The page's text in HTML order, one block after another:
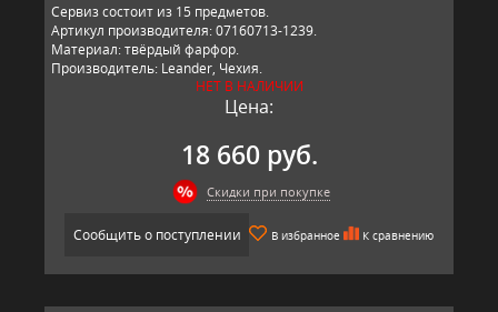
Сервиз состоит из 15 предметов.
Артикул производителя: 07160713-1239.
Материал: твёрдый фарфор.
Производитель: Leander, Чехия.
НЕТ В НАЛИЧИИ
Цена:
18 660 руб.
Скидки при покупке
Сообщить о поступлении В избранное К сравнению